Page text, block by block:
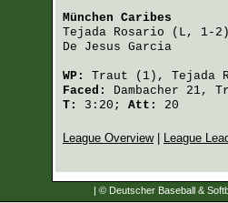
München Caribes
Tejada Rosario (L, 1-
De Jesus Garcia
WP: Traut (1), Tejada
Faced: Dambacher 21,
T:
3:20; Att: 20
League Overview| League
| © Deutscher Baseball &